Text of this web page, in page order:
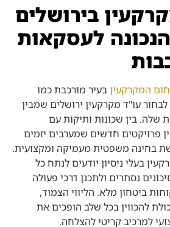
בירושלים
לעסקאות
המקרקעיןבעיר מורכבת כמו
עו"ד מקרקעין ירושלים שמבין
שלה. בין שכונות ותיקות עם
פרויקטים חדשים שמערבים יזמים
בחינה משפטית מעמיקה ומקצועית.
בעלי ניסיון יודעים לנתח כל
נסתרים ולתכנן דרכי פעולה
ביטחון מלא. הליווי הצמוד,
להכווין בכל שלב הופכים את
למרכיב קריטי להצלחה.